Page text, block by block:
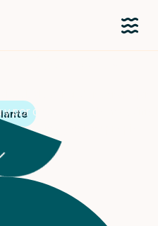
por qué a veces lo más difícil
misma y con tu propio